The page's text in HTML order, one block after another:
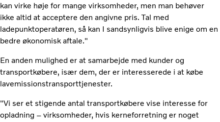
kan virke høje for mange virksomheder, men man behøver
ikke altid at acceptere den angivne pris. Tal med
ladepunktoperatøren, så kan I sandsynligvis blive enige om en
bedre økonomisk aftale."
En anden mulighed er at samarbejde med kunder og
transportkøbere, især dem, der er interesserede i at købe
lavemissionstransporttjenester.
"Vi ser et stigende antal transportkøbere vise interesse for
opladning – virksomheder, hvis kerneforretning er noget